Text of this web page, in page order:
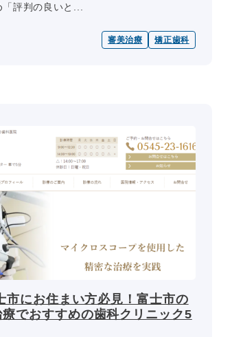
評判の良いと...
審美治療 矯正歯科
市にお住まい方必見！富士市の
でおすすめの歯科クリニック5